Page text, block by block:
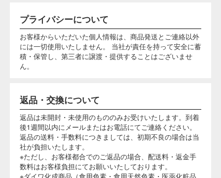
＜ 性状 詳細 ＞
色調 水に溶けて紫色を呈します
溶解性
水、エタノール、プロピレングリコールに溶け、
油脂類には溶けません
耐熱性 比較的安定です
耐光性 比較的安定です
金属イオンの影響 特に鉄イオン、銅イオンにより褐変します